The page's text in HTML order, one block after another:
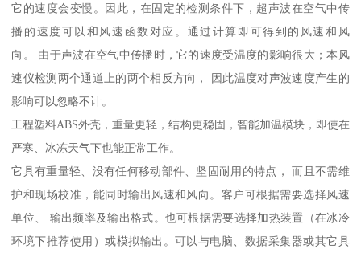
它的速度会变慢。因此，在固定的检测条件下，超声波在空气中传
播的速度可以和风速函数对应。通过计算即可得到的风速和风
向。 由于声波在空气中传播时，它的速度受温度的影响很大；本风
速仪检测两个通道上的两个相反方向， 因此温度对声波速度产生的
影响可以忽略不计。
工程塑料ABS外壳，重量更轻，结构更稳固，智能加温模块，即使在
严寒、冰冻天气下也能正常工作。
它具有重量轻、没有任何移动部件、坚固耐用的特点， 而且不需维
护和现场校准，能同时输出风速和风向。客户可根据需要选择风速
单位、 输出频率及输出格式。也可根据需要选择加热装置（在冰冷
环境下推荐使用）或模拟输出。可以与电脑、数据采集器或其它具